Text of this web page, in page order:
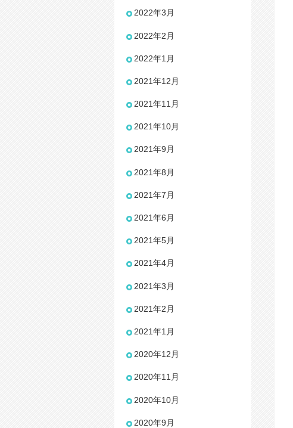
2022年3月
2022年2月
2022年1月
2021年12月
2021年11月
2021年10月
2021年9月
2021年8月
2021年7月
2021年6月
2021年5月
2021年4月
2021年3月
2021年2月
2021年1月
2020年12月
2020年11月
2020年10月
2020年9月